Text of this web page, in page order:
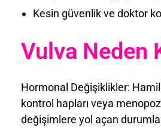
Kesin güvenlik ve doktor
Vulva Neden
Hormonal Değişiklikler:
kontrol hapları veya
değişimlere yol açan